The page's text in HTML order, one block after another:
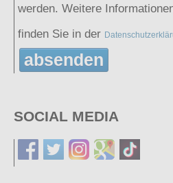
werden. Weitere
finden Sie in der
absenden
SOCIAL MEDIA